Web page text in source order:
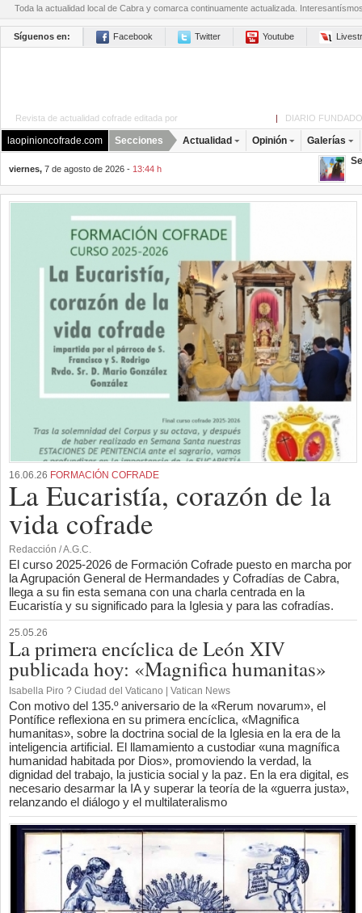
Toda la actualidad local de Cabra y comarca continuamente actualizada.
Síguenos en: Facebook Twitter Youtube
Revista de actualidad cofrade editada por | DIARIO
laopinioncofrade.com Secciones Actualidad Opinión Galerías
viernes, 7 de agosto de 2026 - 13:44 h
16.06.26 FORMACIÓN COFRADE
La Eucaristía, corazón de la
vida cofrade
Redacción / A.G.C.
El curso 2025-2026 de Formación Cofrade puesto en marcha por
la Agrupación General de Hermandades y Cofradías de Cabra,
llega a su fin esta semana con una charla centrada en la
Eucaristía y su significado para la Iglesia y para las cofradías.
25.05.26
La primera encíclica de León XIV
publicada hoy: «Magnifica humanitas»
Isabella Piro ? Ciudad del Vaticano | Vatican News
Con motivo del 135.º aniversario de la «Rerum novarum», el
Pontífice reflexiona en su primera encíclica, «Magnifica
humanitas», sobre la doctrina social de la Iglesia en la era de la
inteligencia artificial. El llamamiento a custodiar «una magnífica
humanidad habitada por Dios», promoviendo la verdad, la
dignidad del trabajo, la justicia social y la paz. En la era digital, es
necesario desarmar la IA y superar la teoría de la «guerra justa»,
relanzando el diálogo y el multilateralismo